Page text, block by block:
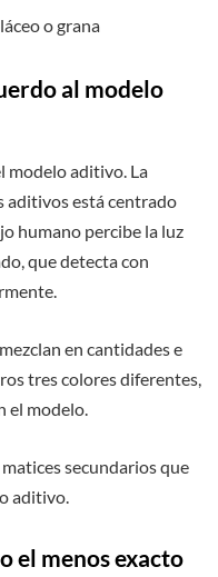
o grana
al modelo
modelo aditivo. La
aditivos está centrado
humano percibe la luz
que detecta con
en cantidades e
tres colores diferentes,
el modelo.
secundarios que
aditivo.
el menos exacto